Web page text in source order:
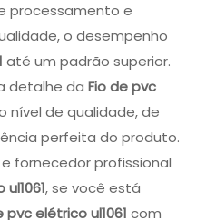
processamento e
o desempenho
até um padrão superior.
detalhe da Fio de pvc
nível de qualidade, de
perfeita do produto.
fornecedor profissional
, se você está
pvc elétrico ul1061 com